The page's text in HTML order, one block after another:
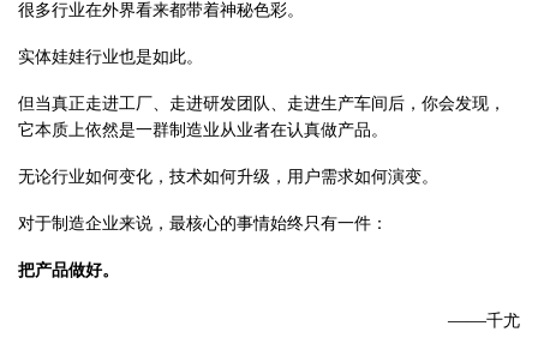
很多行业在外界看来都带着神秘色彩。
实体娃娃行业也是如此。
但当真正走进工厂、走进研发团队、走进生产车间后，你会发现，
它本质上依然是一群制造业从业者在认真做产品。
无论行业如何变化，技术如何升级，用户需求如何演变。
对于制造企业来说，最核心的事情始终只有一件：
把产品做好。
——千尤